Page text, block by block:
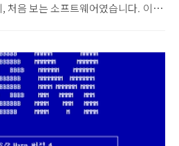
처음 보는 소프트웨어였습니다. 이 소
나왔다고 합니다. CD에는 마이크로소
이드 축제 소프트뱅크 보너스 팩이라
터넷 익스플로러 로고가 크게 있고,
회사명이 있습니다. 하단에는 인터